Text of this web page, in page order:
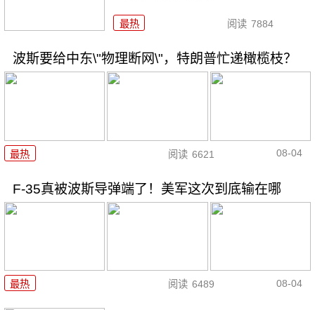
最热 阅读 7884
波斯要给中东\"物理断网\"，特朗普忙递橄榄枝？
最热 阅读 6621 08-04
F-35真被波斯导弹端了！美军这次到底输在哪
最热 阅读 6489 08-04